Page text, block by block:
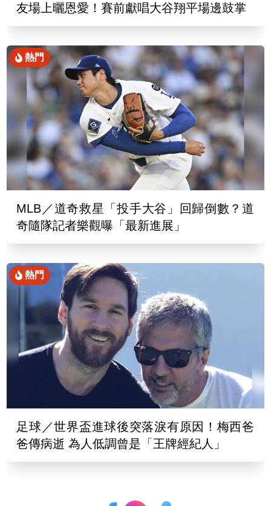
友場上曬恩愛！賽前獻唱大谷翔平場邊鼓掌
熱門
MLB／道奇救星「投手大谷」回歸倒數？道
奇隨隊記者樂觀曝「最新進展」
熱門
足球／世界盃進球後突落淚有原因！梅西爸
爸傳病逝 為人低調曾是「王牌經紀人」